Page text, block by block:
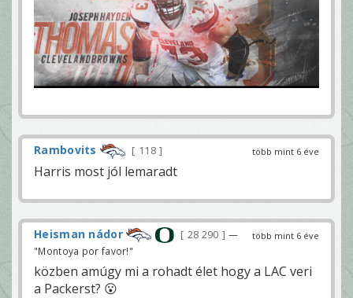
több mint 6 éve
Rambovits 118
Harris most jól lemaradt
több mint 6 éve
Heisman nádor 28 290
—
"Montoya por favor!"
közben amúgy mi a rohadt élet hogy a LAC veri
a Packerst? 😮